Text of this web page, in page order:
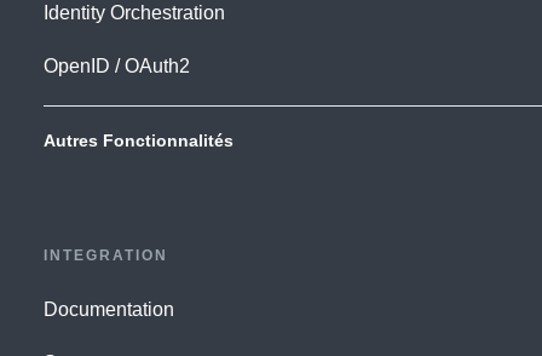
Identity Orchestration
OpenID / OAuth2
Autres Fonctionnalités
INTEGRATION
Documentation